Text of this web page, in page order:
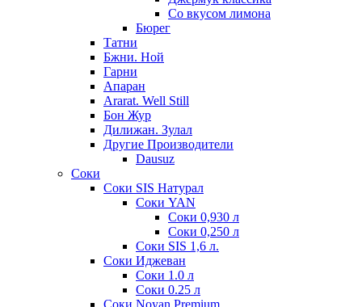
Со вкусом лимона
Бюрег
Татни
Бжни. Ной
Гарни
Апаран
Ararat. Well Still
Бон Жур
Дилижан. Зулал
Другие Производители
Dausuz
Соки
Соки SIS Натурал
Соки YAN
Соки 0,930 л
Соки 0,250 л
Соки SIS 1,6 л.
Соки Иджеван
Соки 1.0 л
Соки 0.25 л
Соки Noyan Premium